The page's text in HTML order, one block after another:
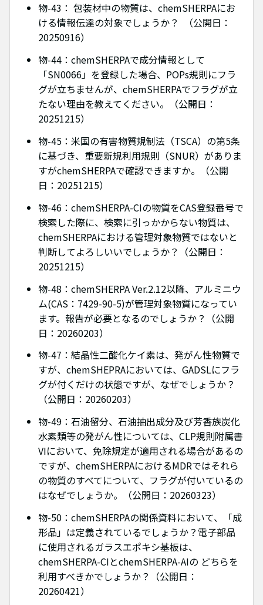
物-43： 包装材中の物質は、chemSHERPAにお
ける情報伝達の対象でしょうか？ （公開日：
20250916）
物-44：chemSHERPAで成分情報として
「SN0066」を登録した場合、POPs規則にフラ
グが立ちませんが、chemSHERPAでフラグが立
たない理由を教えてください。（公開日：
20251215）
物-45：米国の有害物質規制法（TSCA）の第5条
に基づき、重要新規利用規則（SNUR）がありま
すがchemSHERPAで確認できますか。（公開
日：20251215）
物-46：chemSHERPA-CIの物質をCAS登録番号で
検索した際に、検索に引っかからない物質は、
chemSHERPAにおける管理対象物質ではないと
判断してよろしいいでしょうか？（公開日：
20251215）
物-48：chemSHERPA Ver.2.12以降、アルミニウ
ム(CAS：7429-90-5)が管理対象物質になってい
ます。報告が必要となるのでしょうか？（公開
日：20260203）
物-47：結晶性二酸化ケイ素は、発がん性物質で
すが、chemSHEPRAにおいては、GADSLにフラ
グが付くだけの状態ですが、なぜでしょうか？
（公開日：20260203）
物-49：石油留分、石油抽出成分及び芳香族炭化
水素類等の発がん性については、CLP規則附属書
VIにおいて、免除規定が適用される場合があるの
ですが、chemSHERPAにおけるMDRではそれら
の物質のすべてについて、フラグが付いているの
はなぜでしょうか。（公開日：20260323）
物-50：chemSHERPAの関係資料において、「成
形品」は定義されているでしょうか？電子部品
に使用されるガラスエポキシ基板は、
chemSHERPA-CIとchemSHERPA-AIの どちらを
利用すべきかでしょうか？（公開日：
20260421）